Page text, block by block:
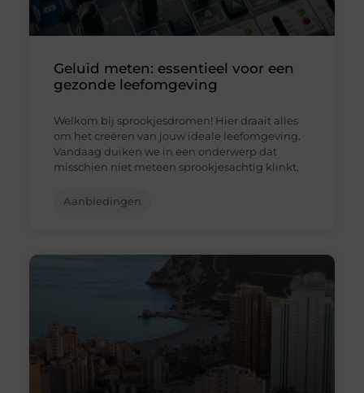
Geluid meten: essentieel voor een
gezonde leefomgeving
Welkom bij sprookjesdromen! Hier draait alles
om het creëren van jouw ideale leefomgeving.
Vandaag duiken we in een onderwerp dat
misschien niet meteen sprookjesachtig klinkt,
Aanbiedingen